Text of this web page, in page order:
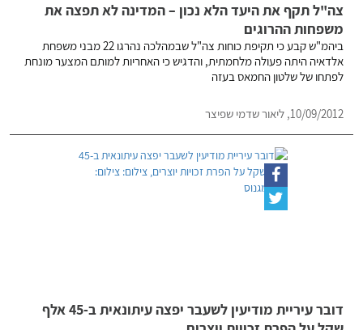
צה"ל תקף את היעד הלא נכון – המדינה לא תפצה את
משפחות ההרוגים
ביהמ"ש קבע כי תקיפת כוחות צה"ל שבמהלכה נהרגו 22 מבני משפחת
אלדאיה היתה פעולה מלחמתית, והדגיש כי האחריות למותם המצער מונחת
לפתחו של שלטון החמאס בעזה
10/09/2012, ליאור שדמי שפיצר
דובר עיריית מודיעין לשעבר יפצה עיתונאית ב-45 אלף